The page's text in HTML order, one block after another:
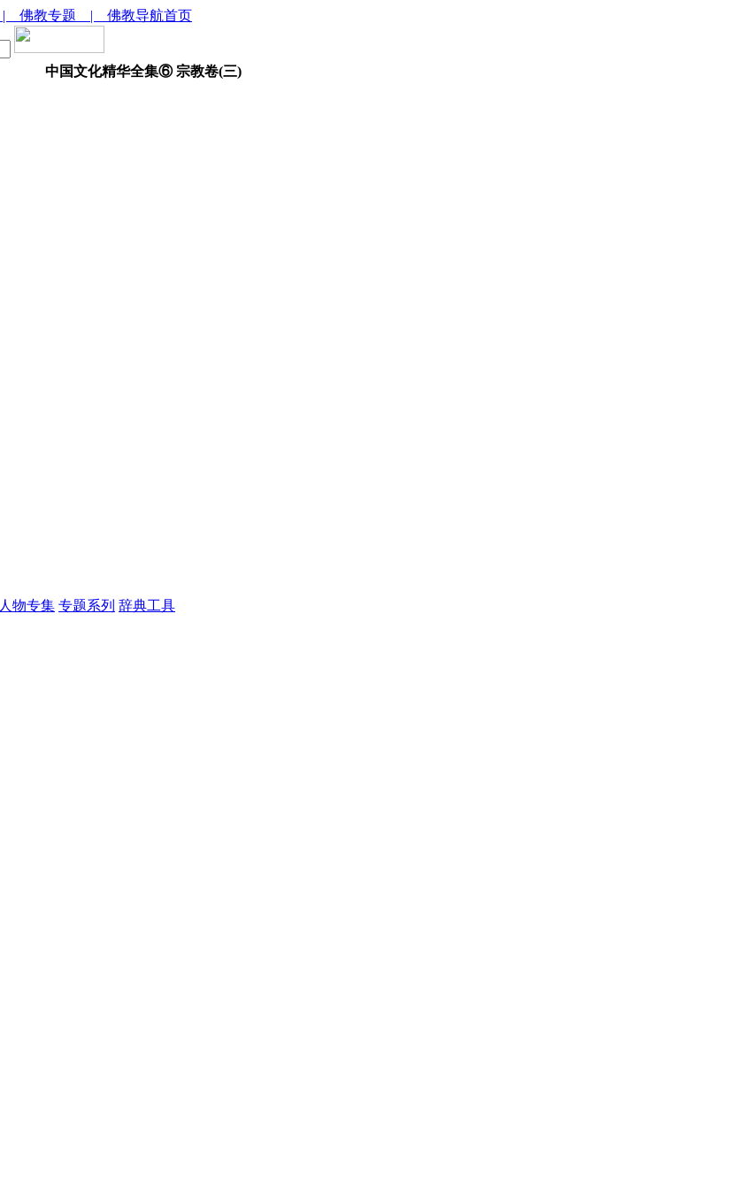
| 佛教专题 | 佛教导航首页
中国文化精华全集⑥ 宗教卷(三)
人物专集 专题系列 辞典工具